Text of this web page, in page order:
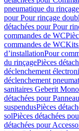
pneumatique du rinçage
pour Pour rinçage
détachées pour Pour
commandes de WC
commandes de WCKits
d’installationPour
du rinçagePièces
déclenchement
déclenchement
sanitaires Geberit
détachées pour
suspendusPièces
solPièces détachées
détachées pour